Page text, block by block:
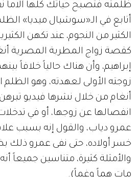
ظلمته فتصبح حياتك كلها آلاماً
أتابع في الـ«سوشيال ميديا»
الكثير من النجوم، عند تكهن
كقصة زواج المطربة المصرية
إبراهيم، وأن هناك حالياً خلافاً
زوجته الأولى لعهدته، وهو الظلم
أنغام من خلال نشرها فيديو
انفصالها عن زوجها، أو في
عمرو دياب، والقول إنه بسبب
خسر أولاده، حتى نفى عمرو ذلك
والأمثلة كثيرة، متناسين جميعاً
مات هماً وغماً).